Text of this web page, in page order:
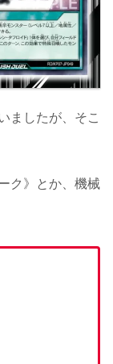
ましたが、そこ
ク》とか、機械